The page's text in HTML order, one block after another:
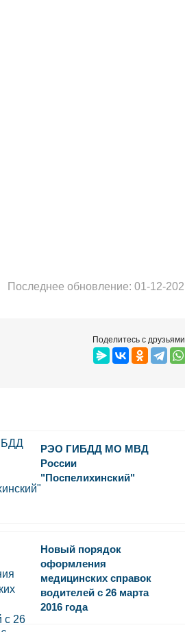
Последнее обновление: 01-12-
Поделитесь с
РЭО ГИБДД МО МВД
России
"Поспелихинский"
Новый порядок
оформления
медицинских справок
водителей с 26 марта
2016 года